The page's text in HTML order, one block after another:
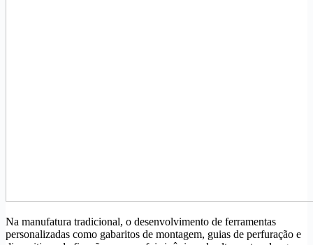
Na manufatura tradicional, o desenvolvimento de ferramentas
personalizadas como gabaritos de montagem, guias de perfuração e